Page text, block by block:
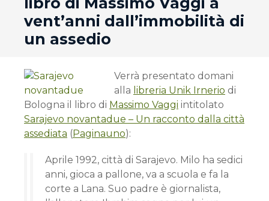
vent’anni dall’immobilità di
un assedio
Verrà presentato domani
alla libreria Unik Irnerio di
Bologna il libro di Massimo Vaggi intitolato
Sarajevo novantadue – Un racconto dalla città
assediata (Paginauno):
Aprile 1992, città di Sarajevo. Milo ha sedici
anni, gioca a pallone, va a scuola e fa la
corte a Lana. Suo padre è giornalista,